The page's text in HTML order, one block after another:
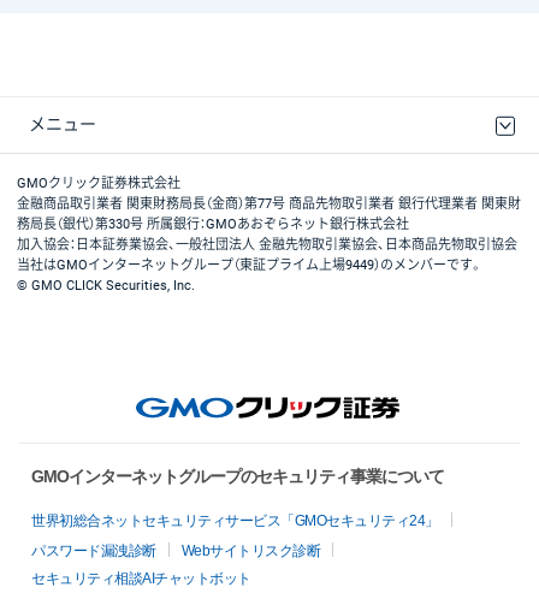
メニュー
取引規程・約款
最良執行方針
ディスクレイマー
リスク説明
GMOクリック証券ホームページ
GMOクリック証券株式会社
金融商品取引業者 関東財務局長（金商）第77号 商品先物取引業者 銀行代理業者 関東財
務局長（銀代）第330号 所属銀行：GMOあおぞらネット銀行株式会社
加入協会：日本証券業協会、一般社団法人 金融先物取引業協会、日本商品先物取引協会
当社はGMOインターネットグループ（東証プライム上場9449）のメンバーです。
© GMO CLICK Securities, Inc.
GMOインターネットグループのセキュリティ事業について
世界初総合ネットセキュリティサービス「GMOセキュリティ24」
パスワード漏洩診断
Webサイトリスク診断
セキュリティ相談AIチャットボット